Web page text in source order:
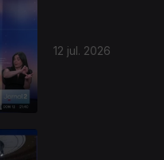
12 jul. 2026